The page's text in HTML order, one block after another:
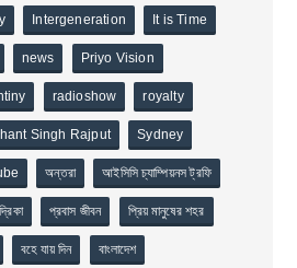
Intergeneration It is Time
news Priyo Vision
radioshow royalty
Singh Rajput Sydney
অন্তরা আইসিসি চ্যাম্পিয়নস ট্রফি
প্রবাস জীবন প্রিয় মানুষের শহর
বহে যায় দিন বাংলাদেশ